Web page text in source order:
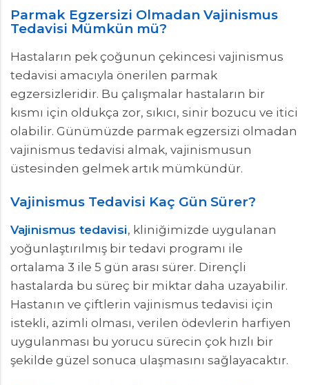
Parmak Egzersizi Olmadan Vajinismus
Tedavisi Mümkün mü?
Hastaların pek çoğunun çekincesi vajinismus
tedavisi amacıyla önerilen parmak
egzersizleridir. Bu çalışmalar hastaların bir
kısmı için oldukça zor, sıkıcı, sinir bozucu ve itici
olabilir. Günümüzde parmak egzersizi olmadan
vajinismus tedavisi almak, vajinismusun
üstesinden gelmek artık mümkündür.
Vajinismus Tedavisi Kaç Gün Sürer?
Vajinismus tedavisi, kliniğimizde uygulanan
yoğunlaştırılmış bir tedavi programı ile
ortalama 3 ile 5 gün arası sürer. Dirençli
hastalarda bu süreç bir miktar daha uzayabilir.
Hastanın ve çiftlerin vajinismus tedavisi için
istekli, azimli olması, verilen ödevlerin harfiyen
uygulanması bu yorucu sürecin çok hızlı bir
şekilde güzel sonuca ulaşmasını sağlayacaktır.